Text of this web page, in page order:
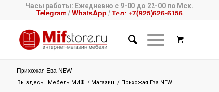
Часы работы: Ежедневно с 9-00 до 22-00 по Мск.
Telegram/WhatsApp /Тел: +7(925)626-6156
Прихожая Ева NEW
Вы здесь: Мебель МИФ / Магазин / Прихожая Ева NEW